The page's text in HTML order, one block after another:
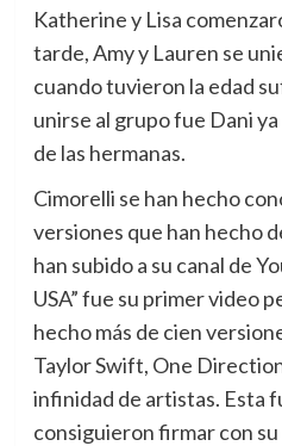
Katherine y Lisa
tarde, Amy y Lauren se
cuando tuvieron la edad
unirse al grupo fue Dani
de las hermanas.
Cimorelli se han hecho
versiones que han hecho
han subido a su canal de
USA” fue su primer video
hecho más de cien
Taylor Swift, One
infinidad de artistas. Esta
consiguieron firmar con